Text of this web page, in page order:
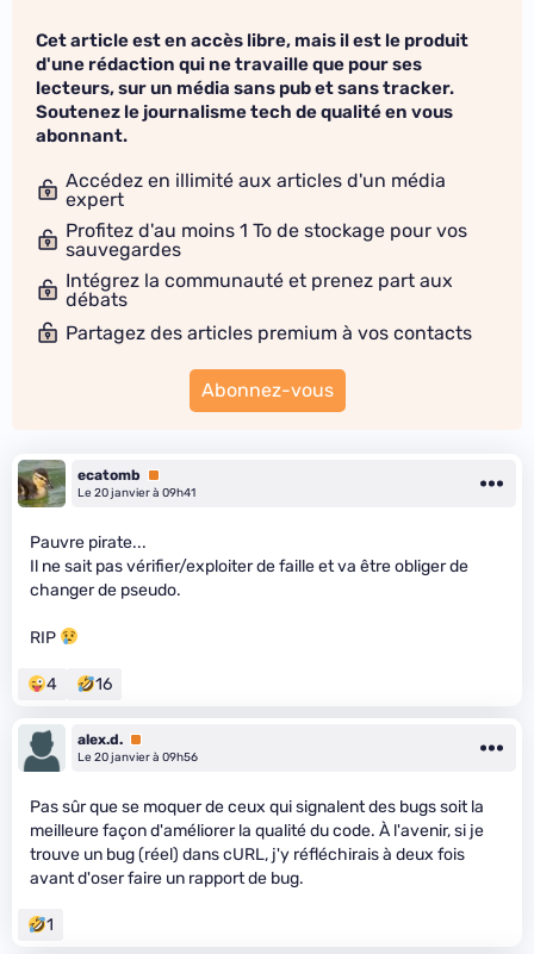
Cet article est en accès libre, mais il est le produit
d'une rédaction qui ne travaille que pour ses
lecteurs, sur un média sans pub et sans tracker.
Soutenez le journalisme tech de qualité en vous
abonnant.
Accédez en illimité aux articles d'un média
expert
Profitez d'au moins 1 To de stockage pour vos
sauvegardes
Intégrez la communauté et prenez part aux
débats
Partagez des articles premium à vos contacts
Abonnez-vous
ecatomb
Premium
Le 20 janvier à 09h41
Pauvre pirate...
Il ne sait pas vérifier/exploiter de faille et va être obliger de
changer de pseudo.
RIP
4 16
alex.d. Premium
Le 20 janvier à 09h56
Pas sûr que se moquer de ceux qui signalent des bugs soit la
meilleure façon d'améliorer la qualité du code. À l'avenir, si je
trouve un bug (réel) dans cURL, j'y réfléchirais à deux fois
avant d'oser faire un rapport de bug.
1